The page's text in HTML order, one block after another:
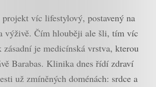
víc lifestylový, postavený na
výživě. Čím hlouběji ale šli, tím víc
zásadní je medicínská vrstva, kterou
Barabas. Klinika dnes řídí zdraví
už zmíněných doménách: srdce a